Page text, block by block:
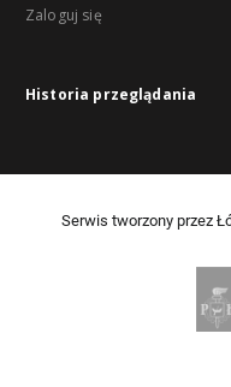
Zaloguj się
Historia przeglądania
Serwis tworzony przez